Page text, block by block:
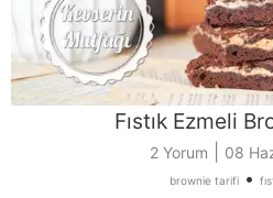
Fıstık Ezmeli
2 Yorum 08
brownie tarifi •